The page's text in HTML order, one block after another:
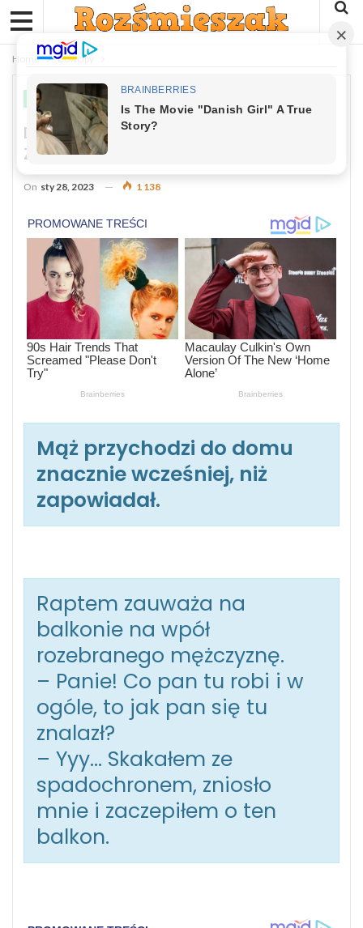
Home Dowcipy
DOWCIPY
Dowcip Dnia: Mąż Przychodzi Do Domu
Znacznie Wcześniej, Niż Zapowiadał
On sty 28, 2023 1 138
Mąż przychodzi do domu
znacznie wcześniej, niż
zapowiadał.
Raptem zauważa na
balkonie na wpół
rozebranego mężczyznę.
– Panie! Co pan tu robi i w
ogóle, to jak pan się tu
znalazł?
– Yyy… Skakałem ze
spadochronem, zniosło
mnie i zaczepiłem o ten
balkon.